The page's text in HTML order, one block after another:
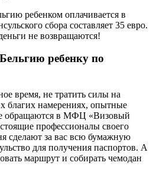
ребенком оплачивается в
сбора составляет 35 евро.
не возвращаются!
ребенку по
время, не тратить силы на
благих намерениях, опытные
обращаются в МФЦ «Визовый
профессионалы своего
сделают за вас всю бумажную
для получения паспортов. А
маршрут и собирать чемодан